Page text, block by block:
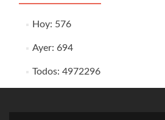
Hoy: 576
Ayer: 694
Todos: 4972296